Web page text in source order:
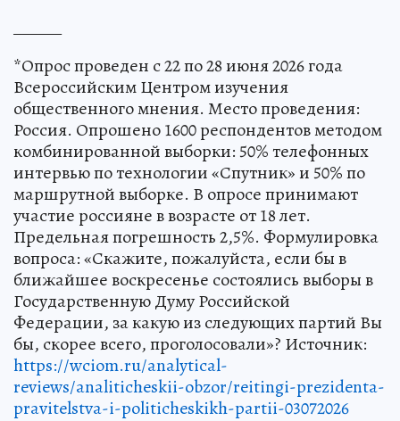
*Опрос проведен с 22 по 28 июня 2026 года
Всероссийским Центром изучения
общественного мнения. Место проведения:
Россия. Опрошено 1600 респондентов методом
комбинированной выборки: 50% телефонных
интервью по технологии «Спутник» и 50% по
маршрутной выборке. В опросе принимают
участие россияне в возрасте от 18 лет.
Предельная погрешность 2,5%. Формулировка
вопроса: «Скажите, пожалуйста, если бы в
ближайшее воскресенье состоялись выборы в
Государственную Думу Российской
Федерации, за какую из следующих партий Вы
бы, скорее всего, проголосовали»? Источник:
https://wciom.ru/analytical-
reviews/analiticheskii-obzor/reitingi-prezidenta-
pravitelstva-i-politicheskikh-partii-03072026